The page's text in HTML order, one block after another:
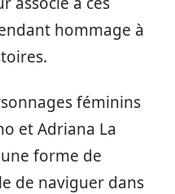
hommage à
féminins
et Adriana La
forme de
de naviguer dans